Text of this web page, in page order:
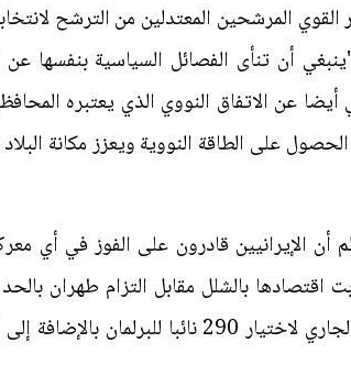
المرشحين المعتدلين من الترشح
أن تنأى الفصائل السياسية بنفسها عن
عن الاتفاق النووي الذي يعتبره
على الطاقة النووية ويعزز مكانة
أن الإيرانيين قادرون على الفوز في أي
بالشلل مقابل التزام طهران
بموجب الاتفاق النووي. وتجري إيران الانتخابات يوم 26 فبراير شباط